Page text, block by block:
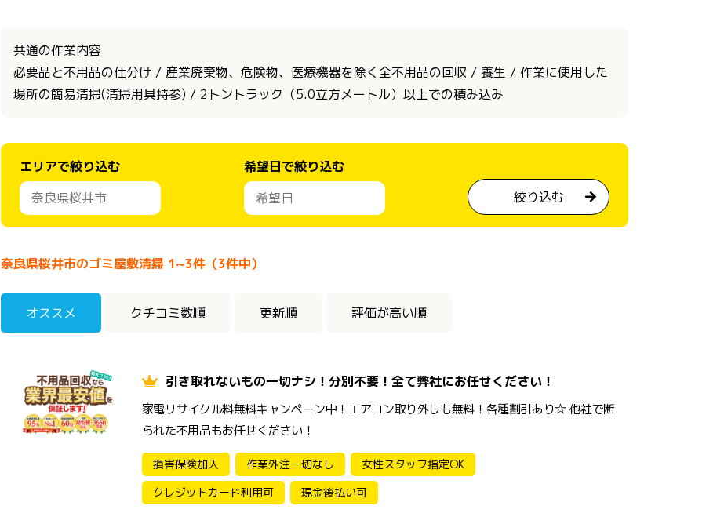
共通の作業内容
必要品と不用品の仕分け / 産業廃棄物、危険物、医療機器を除く全不用品の回収 / 養生 / 作業に使用した
場所の簡易清掃(清掃用具持参) / 2トントラック（5.0立方メートル）以上での積み込み
エリアで絞り込む
希望日で絞り込む
絞り込む
奈良県桜井市のゴミ屋敷清掃 1~3件（3件中）
オススメ クチコミ数順 更新順 評価が高い順
引き取れないもの一切ナシ！分別不要！全て弊社にお任せください！
家電リサイクル料無料キャンペーン中！エアコン取り外しも無料！各種割引あり☆ 他社で断
られた不用品もお任せください！
損害保険加入 作業外注一切なし
女性スタッフ指定OK
クレジットカード利用可
現金後払い可